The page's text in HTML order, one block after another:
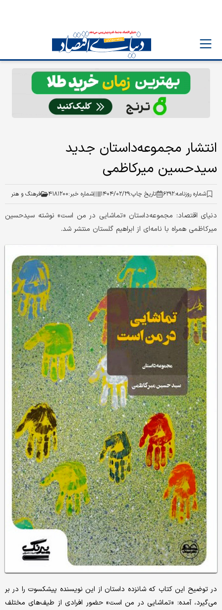
انتشار مجموعه‌داستان جدید
سیدحسین میرکاظمی
شماره روزنامه:۶۲۹۲ تاریخ چاپ:۱۴۰۴/۰۲/۲۹ شماره خبر:۴۱۸۱۲۰۰ فرهنگ و هنر
دنیای اقتصاد: مجموعه‌داستان «تماشایی در من است» نوشته سیدحسین
میرکاظمی همراه با نامه‌ای از ابراهیم گلستان منتشر شد.
در توضیح این کتاب که شانزده داستان از این نویسنده پیشکسوت را در بر
می‌گیرد، آمده: «تماشایی در من است» حضور افرادی از طیف‌های مختلف